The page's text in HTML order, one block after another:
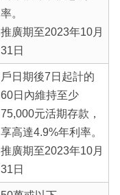
率。
推廣期至2023年10月
31日
戶日期後7日起計的
60日內維持至少
75,000元活期存款，
享高達4.9%年利率。
推廣期至2023年10月
31日